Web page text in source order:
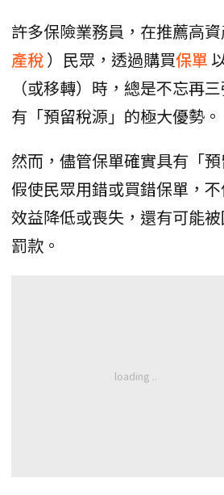
許多保險業務員，在推薦高
產稅）民眾，透過購買保單
（或移轉）時，總是不忘再
有「預留稅源」的極大優勢。
然而，儘管保單確實具有「
假使民眾用錯或買錯保單，
效益降低或喪失，還有可能
罰款。